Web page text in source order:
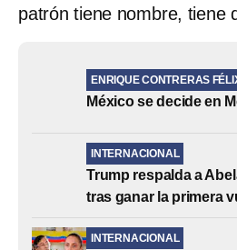
patrón tiene nombre, tiene
ENRIQUE CONTRERAS
México se decide en
INTERNACIONAL
Trump respalda a
tras ganar la primera
INTERNACIONAL